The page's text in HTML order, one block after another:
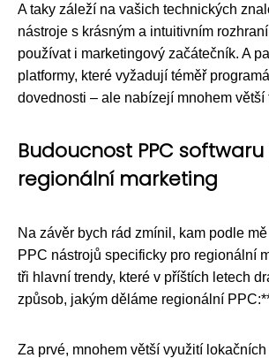
A taky záleží na vašich technických
nástroje s krásným a intuitivním
používat i marketingový začátečník. A
platformy, které vyžadují téměř
dovednosti – ale nabízejí mnohem větší
Budoucnost PPC
regionální marketing
Na závěr bych rád zmínil, kam podle
PPC nástrojů specificky pro regionální
tři hlavní trendy, které v příštích letech
způsob, jakým děláme regionální
Za prvé, mnohem větší využití